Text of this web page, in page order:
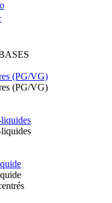
(PG/VG)
(PG/VG)